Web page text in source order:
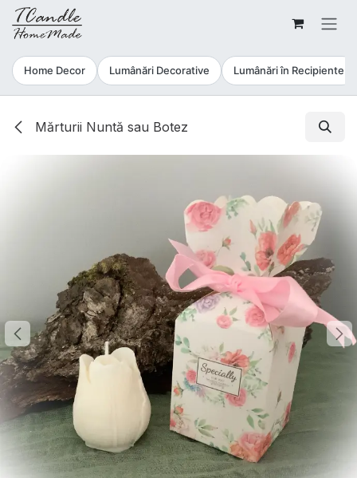
Sari la conținut
Home Decor Lumânări Decorative Lumânări în Recipiente
Mărturii Nuntă sau Botez